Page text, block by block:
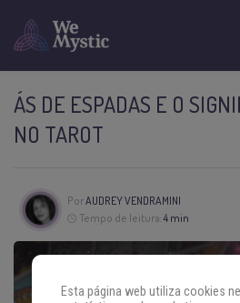
ÁS DE ESPADAS E O
NO TAROT
PorAUDREY VENDRAMINI
Tempo de leitura:4 min
Esta página web utiliza cookies